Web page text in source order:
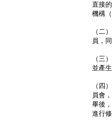
直接
機構
（二
員，
（三
並產
（四
員會
畢後
進行